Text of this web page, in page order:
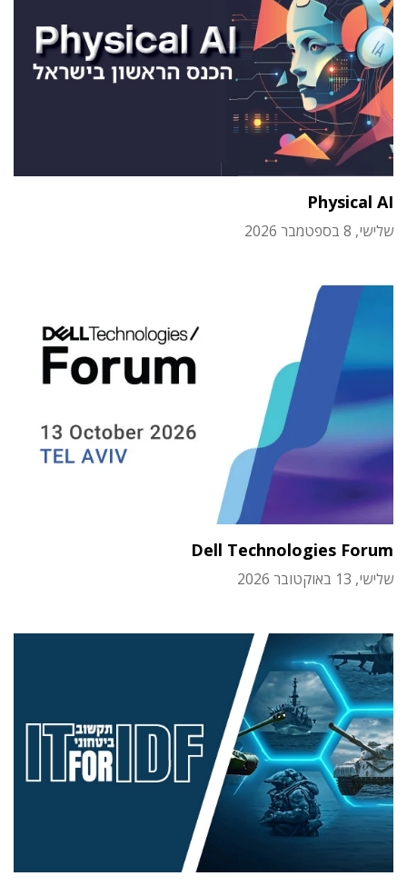
Physical AI
שלישי, 8 בספטמבר 2026
Dell Technologies Forum
שלישי, 13 באוקטובר 2026